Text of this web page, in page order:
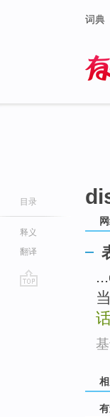
词典
目录
释义
翻译